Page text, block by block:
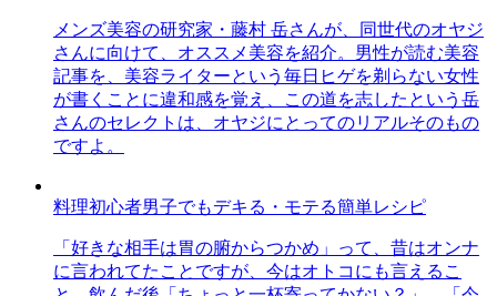
メンズ美容の研究家・藤村 岳さんが、同世代のオヤジ
さんに向けて、オススメ美容を紹介。男性が読む美容
記事を、美容ライターという毎日ヒゲを剃らない女性
が書くことに違和感を覚え、この道を志したという岳
さんのセレクトは、オヤジにとってのリアルそのもの
ですよ。
料理初心者男子でもデキる・モテる簡単レシピ
「好きな相手は胃の腑からつかめ」って、昔はオンナ
に言われてたことですが、今はオトコにも言えるこ